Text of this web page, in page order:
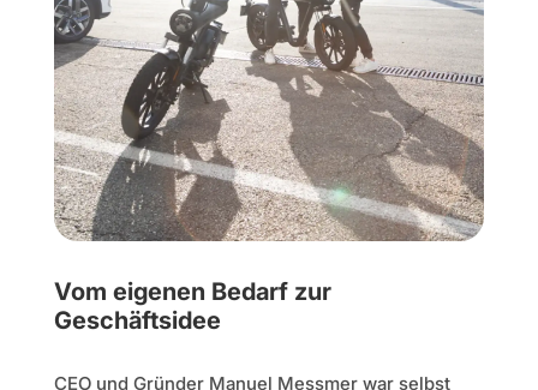
Vom eigenen Bedarf zur
Geschäftsidee
CEO und Gründer Manuel Messmer war selbst